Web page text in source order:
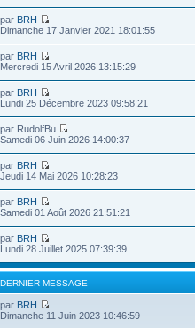
par BRH
Dimanche 17 Janvier 2021 18:01:55
par BRH
Mercredi 15 Avril 2026 13:15:29
par BRH
Lundi 25 Décembre 2023 09:58:21
par RudolfBu
Samedi 06 Juin 2026 14:00:37
par BRH
Jeudi 14 Mai 2026 10:28:23
par BRH
Samedi 01 Août 2026 21:51:21
par BRH
Lundi 28 Juillet 2025 07:39:39
DERNIER MESSAGE
par BRH
Dimanche 11 Juin 2023 10:46:59